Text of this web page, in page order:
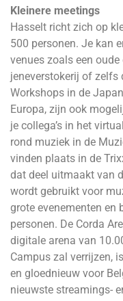
Kleinere meetings
Hasselt richt zich op
500 personen. Je kan
venues zoals een
jeneverstokerij of zelfs
Workshops in de
Europa, zijn ook
je collega’s in het
rond muziek in de
vinden plaats in de
dat deel uitmaakt van
wordt gebruikt voor
grote evenementen en
personen. De Corda
digitale arena van
Campus zal verrijzen,
en gloednieuw voor
nieuwste streamings-